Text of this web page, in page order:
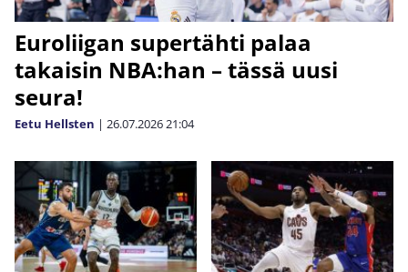
Euroliigan supertähti palaa
takaisin NBA:han – tässä uusi
seura!
Eetu Hellsten | 26.07.202621:04